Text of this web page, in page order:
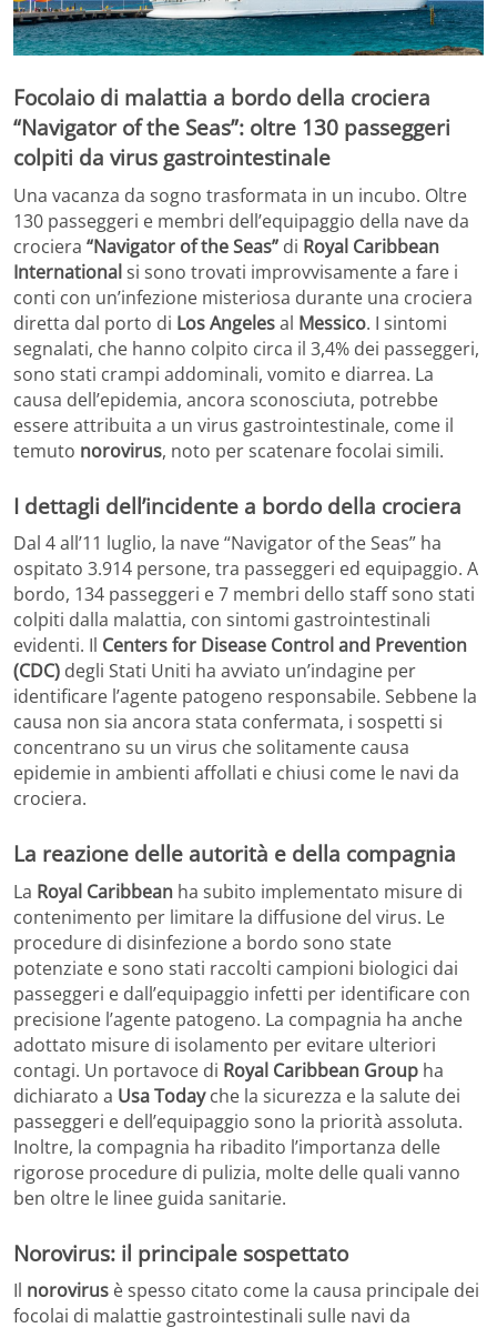
Focolaio di malattia a bordo della crociera
“Navigator of the Seas”: oltre 130 passeggeri
colpiti da virus gastrointestinale
Una vacanza da sogno trasformata in un incubo. Oltre
130 passeggeri e membri dell’equipaggio della nave da
crociera “Navigator of the Seas” di Royal Caribbean
Internationalsi sono trovati improvvisamente a fare i
conti con un’infezione misteriosa durante una crociera
diretta dal porto di Los Angelesal Messico. I sintomi
segnalati, che hanno colpito circa il 3,4% dei passeggeri,
sono stati crampi addominali, vomito e diarrea. La
causa dell’epidemia, ancora sconosciuta, potrebbe
essere attribuita a un virus gastrointestinale, come il
temuto norovirus, noto per scatenare focolai simili.
I dettagli dell’incidente a bordo della crociera
Dal 4 all’11 luglio, la nave “Navigator of the Seas” ha
ospitato 3.914 persone, tra passeggeri ed equipaggio. A
bordo, 134 passeggeri e 7 membri dello staff sono stati
colpiti dalla malattia, con sintomi gastrointestinali
evidenti. Il Centers for Disease Control and Prevention
(CDC) degli Stati Uniti ha avviato un’indagine per
identificare l’agente patogeno responsabile. Sebbene la
causa non sia ancora stata confermata, i sospetti si
concentrano su un virus che solitamente causa
epidemie in ambienti affollati e chiusi come le navi da
crociera.
La reazione delle autorità e della compagnia
La Royal Caribbean ha subito implementato misure di
contenimento per limitare la diffusione del virus. Le
procedure di disinfezione a bordo sono state
potenziate e sono stati raccolti campioni biologici dai
passeggeri e dall’equipaggio infetti per identificare con
precisione l’agente patogeno. La compagnia ha anche
adottato misure di isolamento per evitare ulteriori
contagi. Un portavoce di Royal Caribbean Group ha
dichiarato a Usa Todayche la sicurezza e la salute dei
passeggeri e dell’equipaggio sono la priorità assoluta.
Inoltre, la compagnia ha ribadito l’importanza delle
rigorose procedure di pulizia, molte delle quali vanno
ben oltre le linee guida sanitarie.
Norovirus: il principale sospettato
Il norovirus è spesso citato come la causa principale dei
focolai di malattie gastrointestinali sulle navi da